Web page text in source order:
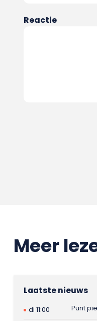
Reactie
Meer
Laatste nieuws
di 11:00
Punt